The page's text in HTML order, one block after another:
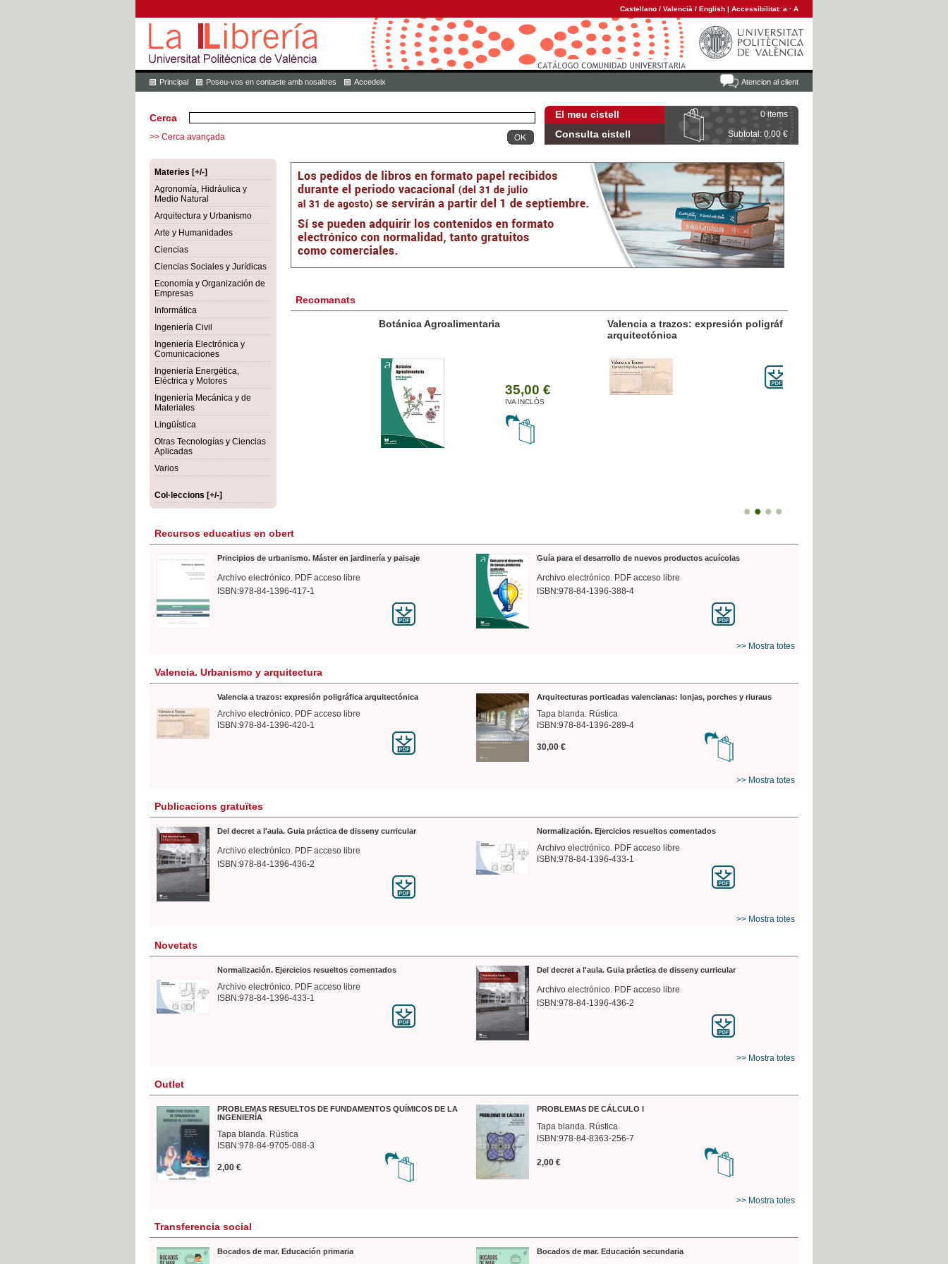
Castellano / Valencià / English | Accessibilitat: a · A
Atencion al client
Principal Poseu-vos en contacte amb nosaltres Accedeix
El meu cistell 0 items
Consulta cistell Subtotal: 0,00 €
Cerca
>> Cerca avançada
Materies [+/-]
Agronomía, Hidráulica y
Medio Natural
Arquitectura y Urbanismo
Arte y Humanidades
Ciencias
Ciencias Sociales y Jurídicas
Economía y Organización de
Empresas
Informática
Ingeniería Civil
Ingeniería Electrónica y
Comunicaciones
Ingeniería Energética,
Eléctrica y Motores
Ingeniería Mecánica y de
Materiales
Lingüística
Otras Tecnologías y Ciencias
Aplicadas
Varios
Col·leccions [+/-]
Recomanats
Botánica Agroalimentaria
35,00 €
IVA INCLÒS
Valencia a trazos: expresión poligráfica
Recursos educatius en obert
Principios de urbanismo. Máster en jardinería y paisaje
Archivo electrónico. PDF acceso libre
ISBN:978-84-1396-417-1
Guía para el desarrollo de nuevos productos acuícolas
Archivo electrónico. PDF acceso libre
ISBN:978-84-1396-388-4
>> Mostra totes
Valencia. Urbanismo y arquitectura
Valencia a trazos: expresión poligráfica arquitectónica
Archivo electrónico. PDF acceso libre
ISBN:978-84-1396-420-1
Arquitecturas porticadas valencianas: lonjas, porches y riuraus
Tapa blanda. Rústica
ISBN:978-84-1396-289-4
30,00 €
>> Mostra totes
Publicacions gratuïtes
Del decret a l'aula. Guia práctica de disseny curricular
Archivo electrónico. PDF acceso libre
ISBN:978-84-1396-436-2
Normalización. Ejercicios resueltos comentados
Archivo electrónico. PDF acceso libre
ISBN:978-84-1396-433-1
>> Mostra totes
Novetats
Normalización. Ejercicios resueltos comentados
Archivo electrónico. PDF acceso libre
ISBN:978-84-1396-433-1
Del decret a l'aula. Guia práctica de disseny curricular
Archivo electrónico. PDF acceso libre
ISBN:978-84-1396-436-2
>> Mostra totes
Outlet
PROBLEMAS RESUELTOS DE FUNDAMENTOS QUÍMICOS DE LA
INGENIERÍA
Tapa blanda. Rústica
ISBN:978-84-9705-088-3
2,00 €
PROBLEMAS DE CÁLCULO I
Tapa blanda. Rústica
ISBN:978-84-8363-256-7
2,00 €
>> Mostra totes
Transferencia social
Bocados de mar. Educación primaria Bocados de mar. Educación secundaria